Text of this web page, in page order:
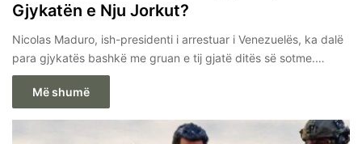
Gjykatën e Nju Jorkut?
Nicolas Maduro, ish-presidenti i arrestuar i Venezuelës, ka dalë
para gjykatës bashkë me gruan e tij gjatë ditës së sotme.…
Më shumë